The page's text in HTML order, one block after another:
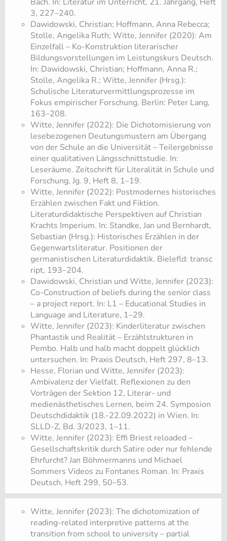
3, 227–240.
Dawidowski, Christian; Hoffmann, Anna Rebecca;
Stolle, Angelika Ruth; Witte, Jennifer (2020): Am
Einzelfall – Ko-Konstruktion literarischer
Bildungsvorstellungen im Leistungskurs Deutsch.
In: Dawidowski, Christian; Hoffmann, Anna R.;
Stolle, Angelika R.; Witte, Jennifer (Hrsg.):
Schulische Literaturvermittlungsprozesse im
Fokus empirischer Forschung. Berlin: Peter Lang,
163–208.
Witte, Jennifer (2022): Die Dichotomisierung von
lesebezogenen Deutungsmustern am Übergang
von der Schule an die Universität – Teilergebnisse
einer qualitativen Längsschnittstudie. In:
Leseräume. Zeitschrift für Literalität in Schule und
Forschung, Jg. 9, Heft 8, 1–19.
Witte, Jennifer (2022): Postmodernes historisches
Erzählen zwischen Fakt und Fiktion.
Literaturdidaktische Perspektiven auf Christian
Krachts Imperium. In: Standke, Jan und Bernhardt,
Sebastian (Hrsg.): Historisches Erzählen in der
Gegenwartsliteratur. Positionen der
germanistischen Literaturdidaktik. Bielefld: transc​
ript, 193–204.
Dawidowski, Christian und Witte, Jennifer (2023):
Co-Construction of beliefs during the senior class
– a project report. In: L1 – Educational Studies in
Language and Literature, 1–29.
Witte, Jennifer (2023): Kinderliteratur zwischen
Phantastik und Realität – Erzählstrukturen in
Pembo. Halb und halb macht doppelt glücklich
untersuchen. In: Praxis Deutsch, Heft 297, 8–13.
Hesse, Florian und Witte, Jennifer (2023):
Ambivalenz der Vielfalt. Reflexionen zu den
Vorträgen der Sektion 12, Literar- und
medienästhetisches Lernen, beim 24. Symposion
Deutschdidaktik (18.-22.09.2022) in Wien. In:
SLLD-Z, Bd. 3/2023, 1–11.
Witte, Jennifer (2023): Effi Briest reloaded –
Gesellschaftskritik durch Satire oder nur fehlende
Ehrfurcht? Jan Böhmermanns und Michael
Sommers Videos zu Fontanes Roman. In: Praxis
Deutsch, Heft 299, 50–53.
Witte, Jennifer (2023): The dichotomization of
reading-related interpretive patterns at the
transition from school to university – partial